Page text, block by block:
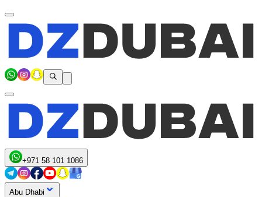
+971 58 101 1086
Abu Dhabi